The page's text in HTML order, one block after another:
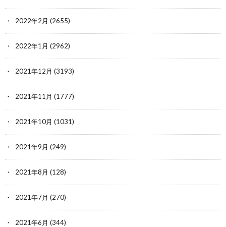
2022年2月 (2655)
2022年1月 (2962)
2021年12月 (3193)
2021年11月 (1777)
2021年10月 (1031)
2021年9月 (249)
2021年8月 (128)
2021年7月 (270)
2021年6月 (344)